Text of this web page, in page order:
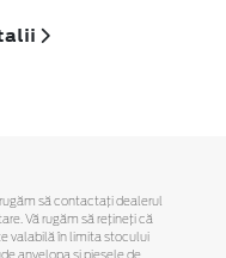
să contactaţi dealerul
Vă rugăm să reţineţi că
valabilă în limita stocului
anvelopa şi piesele de